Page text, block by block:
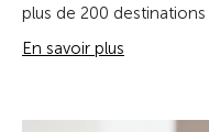
plus de 200
En savoir plus